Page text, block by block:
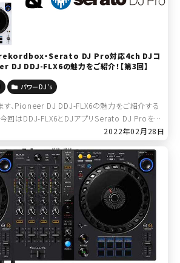
rekordbox・Serato DJ Pro対応4ch DJコ
DJ DDJ-FLX6の魅力をご紹介！【第3回】
パワーDJ's
す、Pioneer DJ DDJ-FLX6の魅力をご紹介する
今回はDDJ-FLX6とDJアプリSerato DJ Proを組
み合わせて使用する際のポイントを紹介いたします！ […]
2022年02月28日